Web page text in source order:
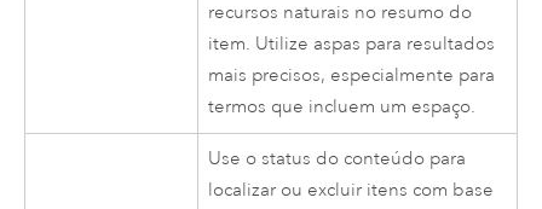
recursos naturais no resumo do
item. Utilize aspas para resultados
mais precisos, especialmente para
termos que incluem um espaço.
Use o status do conteúdo para
localizar ou excluir itens com base